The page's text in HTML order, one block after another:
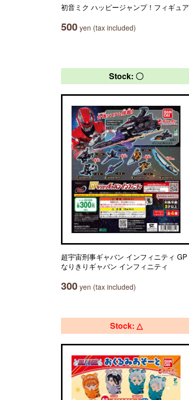
初音ミク ハッピージャンプ！フィギュア
500 yen (tax included)
Stock: 〇
超宇宙刑事ギャバン インフィニティ GP
なりきりギャバン インフィニティ
300 yen (tax included)
Stock: △